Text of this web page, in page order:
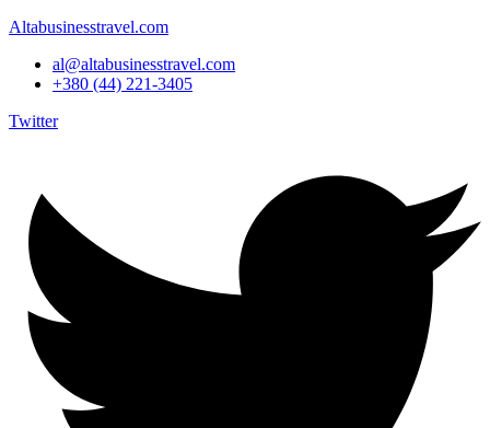
Altabusinesstravel.com
al@altabusinesstravel.com
+380 (44) 221-3405
Twitter